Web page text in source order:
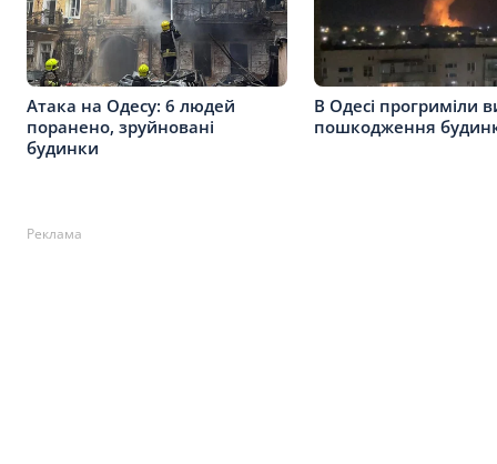
Атака на Одесу: 6 людей
поранено, зруйновані
будинки
В Одесі прогриміли
пошкодження
Реклама